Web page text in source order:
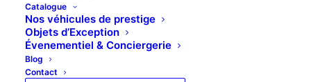
Catalogue
Nos véhicules de prestige
Objets d’Exception
Évenementiel & Conciergerie
Blog
Contact